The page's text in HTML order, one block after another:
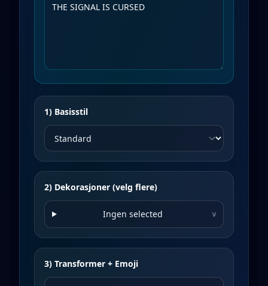
1) Basisstil
2) Dekorasjoner (velg flere)
Ingen selected v
3) Transformer + Emoji